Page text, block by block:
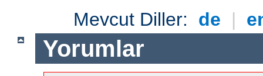
Mevcut Diller: de |
Yorumlar